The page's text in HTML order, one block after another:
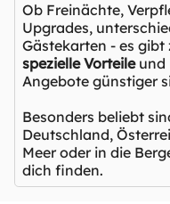
Ob Freinächte,
Upgrades,
Gästekarten - es
spezielle Vorteileund
Angebote günstiger
Besonders beliebt
Deutschland,
Meer oder in die
dich finden.